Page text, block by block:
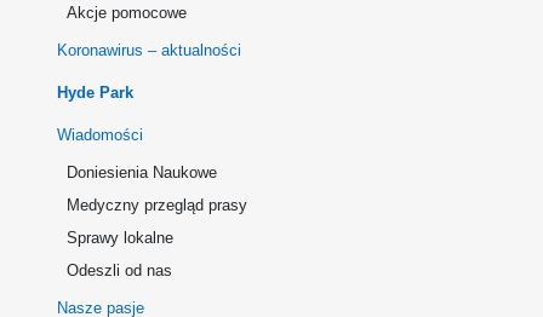
Akcje pomocowe
Koronawirus – aktualności
Hyde Park
Wiadomości
Doniesienia Naukowe
Medyczny przegląd prasy
Sprawy lokalne
Odeszli od nas
Nasze pasje